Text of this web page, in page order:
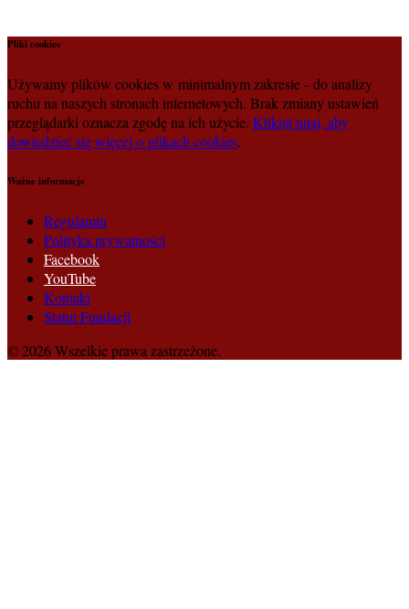
Pliki cookies
Używamy plików cookies w minimalnym zakresie - do analizy
ruchu na naszych stronach internetowych. Brak zmiany ustawień
przeglądarki oznacza zgodę na ich użycie. Kliknij tutaj, aby
dowiedzieć się więcej o plikach cookies.
Ważne informacje
Regulamin
Polityka prywatności
Facebook
YouTube
Kontakt
Statut Fundacji
© 2026 Wszelkie prawa zastrzeżone.